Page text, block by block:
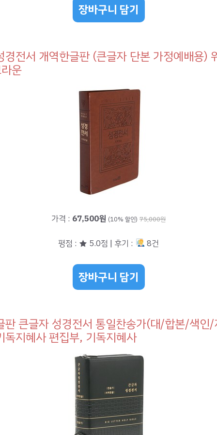
장바구니 담기
경전서 개역한글판 (큰글자 단본 가정예배용)
운
가격 : 67,500원 (10% 할인) 75,000원
평점 : ★ 5.0점 | 후기 : 8건
장바구니 담기
판 큰글자 성경전서 통일찬송가(대/합본/색
독지혜사 편집부, 기독지혜사